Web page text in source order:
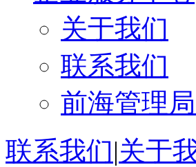
关于我们
联系我们
前海管理
联系我们|关于